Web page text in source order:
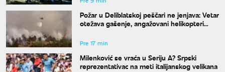
Požar u Deliblatskoj peščari ne jenjava: Vetar
otežava gašenje, angažovani helikopteri
Pre 17 min
Milenković se vraća u Seriju A? Srpski
reprezentativac na meti italijanskog velikana